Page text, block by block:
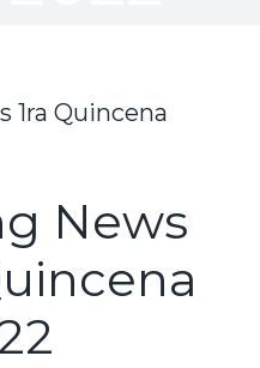
1ra Quincena
News